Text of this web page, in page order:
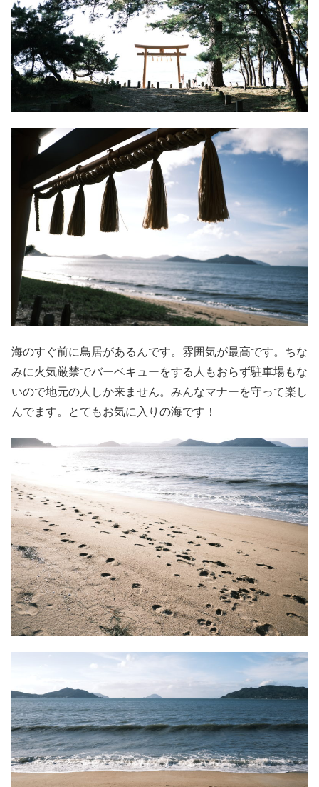
海のすぐ前に鳥居があるんです。雰囲気が最高です。ちな
みに火気厳禁でバーベキューをする人もおらず駐車場もな
いので地元の人しか来ません。みんなマナーを守って楽し
んでます。とてもお気に入りの海です！